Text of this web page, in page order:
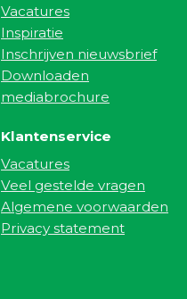
Vacatures
Inspiratie
Inschrijven nieuwsbrief
Downloaden
mediabrochure
Klantenservice
Vacatures
Veel gestelde vragen
Algemene voorwaarden
Privacy statement